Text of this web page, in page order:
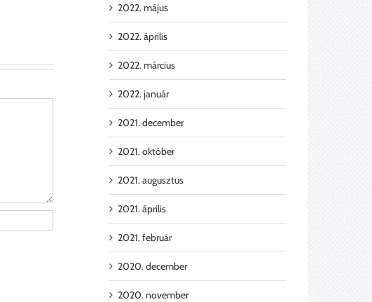
2022. május
2022. április
2022. március
2022. január
2021. december
2021. október
2021. augusztus
2021. április
2021. február
2020. december
2020. november